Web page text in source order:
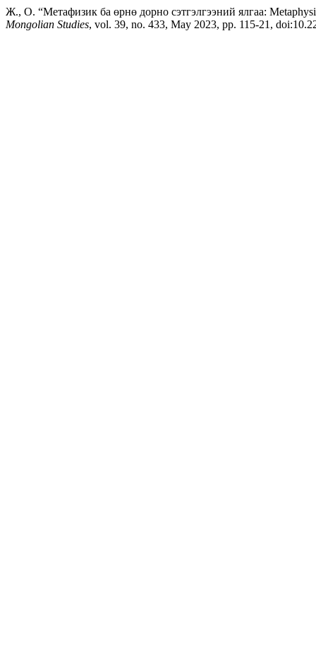
Ж., О. “Метафизик ба өрнө дорно сэтгэлгээний ялгаа:
Mongolian Studies, vol. 39, no. 433, May 2023, pp. 115-21,